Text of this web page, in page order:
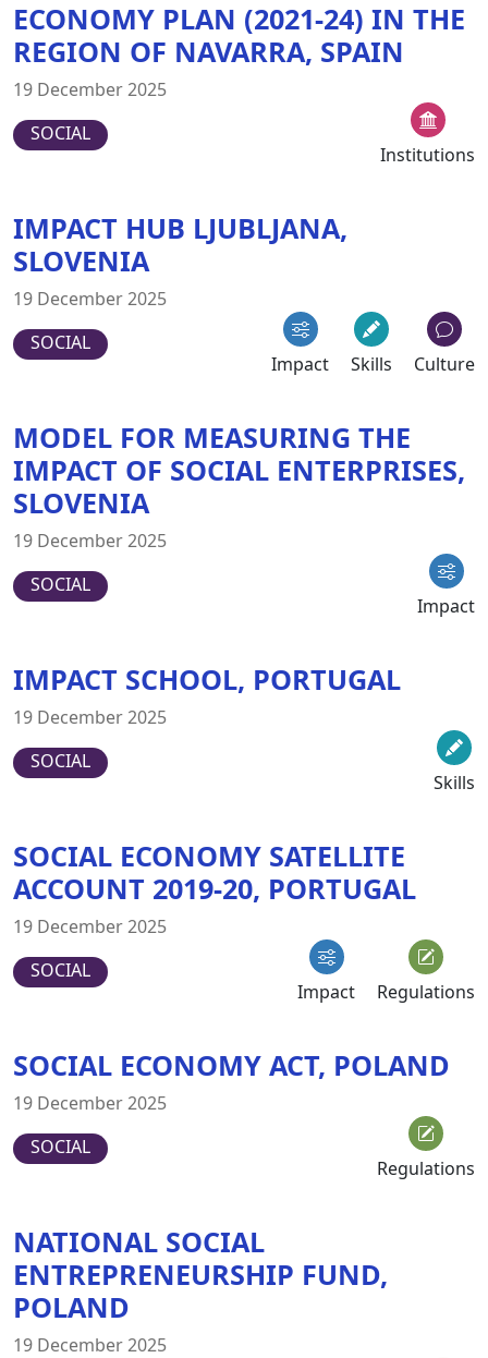
ECONOMY PLAN (2021-24) IN THE
REGION OF NAVARRA, SPAIN
19 December 2025
SOCIAL
Institutions
IMPACT HUB LJUBLJANA,
SLOVENIA
19 December 2025
SOCIAL
Impact
Skills Culture
MODEL FOR MEASURING THE
IMPACT OF SOCIAL ENTERPRISES,
SLOVENIA
19 December 2025
SOCIAL
Impact
IMPACT SCHOOL, PORTUGAL
19 December 2025
SOCIAL
Skills
SOCIAL ECONOMY SATELLITE
ACCOUNT 2019-20, PORTUGAL
19 December 2025
SOCIAL
Impact
Regulations
SOCIAL ECONOMY ACT, POLAND
19 December 2025
SOCIAL
Regulations
NATIONAL SOCIAL
ENTREPRENEURSHIP FUND,
POLAND
19 December 2025